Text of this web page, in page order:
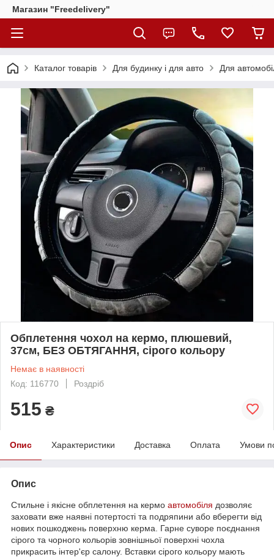
Магазин "Freedelivery"
Каталог товарів Для будинку і для авто Для
Обплетення чохол на кермо, плюшевий,
37см, БЕЗ ОБТЯГАННЯ, сірого кольору
Немає в наявності
Код: 116770
Роздріб
515 ₴
Опис Характеристики Доставка Оплата Умови
Опис
Стильне і якісне обплетення на кермо автомобіля дозволяє
заховати вже наявні потертості та подряпини або вберегти від
нових пошкоджень поверхню керма. Гарне суворе поєднання
сірого та чорного кольорів зовнішньої поверхні чохла
прикрасить інтер'єр салону. Вставки сірого кольору мають